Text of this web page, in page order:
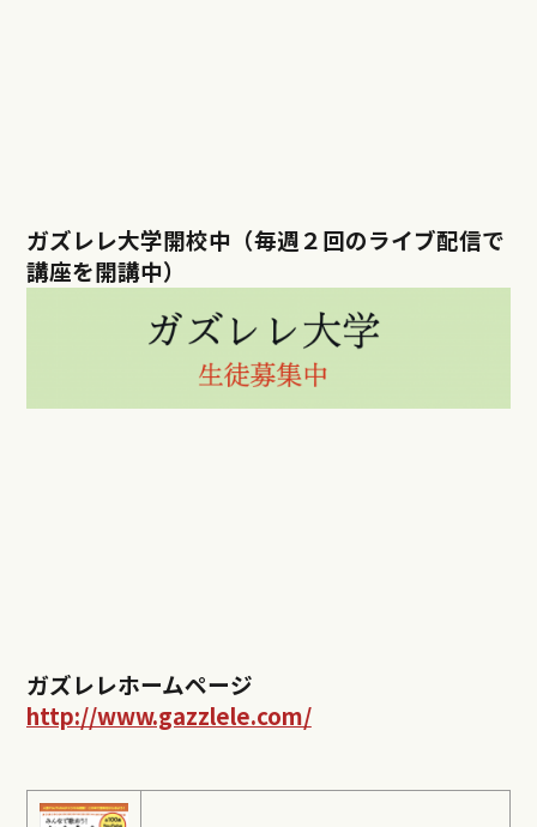
ガズレレ大学開校中（毎週２回のライブ配信で
講座を開講中）
ガズレレホームページ
http://www.gazzlele.com/